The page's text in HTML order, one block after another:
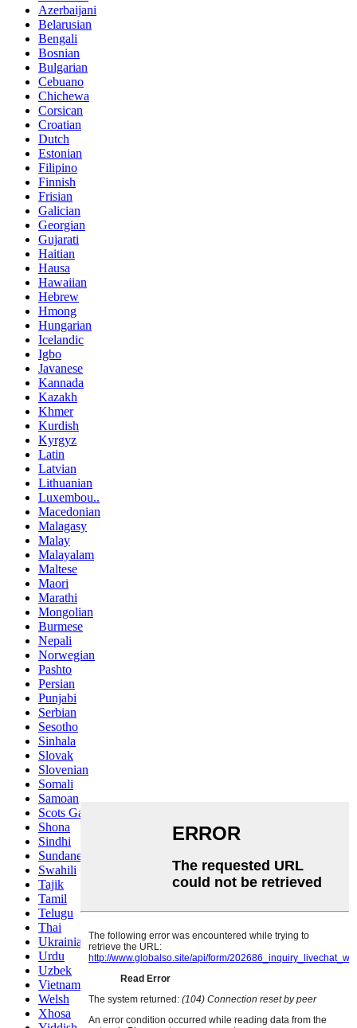
Azerbaijani
Belarusian
Bengali
Bosnian
Bulgarian
Cebuano
Chichewa
Corsican
Croatian
Dutch
Estonian
Filipino
Finnish
Frisian
Galician
Georgian
Gujarati
Haitian
Hausa
Hawaiian
Hebrew
Hmong
Hungarian
Icelandic
Igbo
Javanese
Kannada
Kazakh
Khmer
Kurdish
Kyrgyz
Latin
Latvian
Lithuanian
Luxembou..
Macedonian
Malagasy
Malay
Malayalam
Maltese
Maori
Marathi
Mongolian
Burmese
Nepali
Norwegian
Pashto
Persian
Punjabi
Serbian
Sesotho
Sinhala
Slovak
Slovenian
Somali
Samoan
Scots Gaelic
Shona
Sindhi
Sundanese
Swahili
Tajik
Tamil
Telugu
Thai
Ukrainian
Urdu
Uzbek
Vietnamese
Welsh
Xhosa